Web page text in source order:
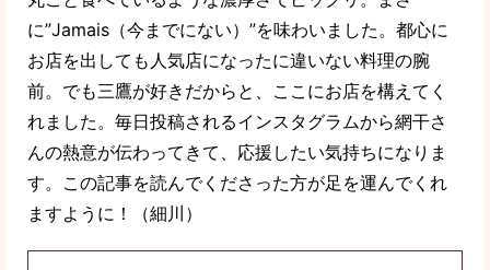
に”Jamais（今までにない）”を味わいました。都心に
お店を出しても人気店になったに違いない料理の腕
前。でも三鷹が好きだからと、ここにお店を構えてく
れました。毎日投稿されるインスタグラムから網干さ
んの熱意が伝わってきて、応援したい気持ちになりま
す。この記事を読んでくださった方が足を運んでくれ
ますように！（細川）